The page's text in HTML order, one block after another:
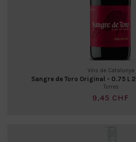
Vins de Catalunya
Sangre de Toro Original - 0.75 L
Torres
9,45 CHF